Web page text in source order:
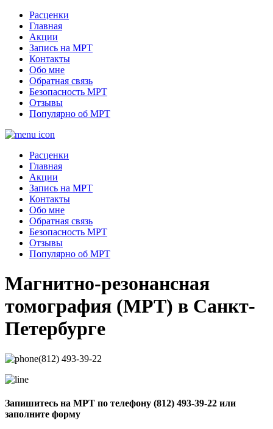
Расценки
Главная
Акции
Запись на МРТ
Контакты
Обо мне
Обратная связь
Безопасность МРТ
Отзывы
Популярно об МРТ
Расценки
Главная
Акции
Запись на МРТ
Контакты
Обо мне
Обратная связь
Безопасность МРТ
Отзывы
Популярно об МРТ
Магнитно-резонансная
томография (МРТ) в Санкт-
Петербурге
(812) 493-39-22
Запишитесь на МРТ по телефону (812) 493-39-22 или
заполните форму